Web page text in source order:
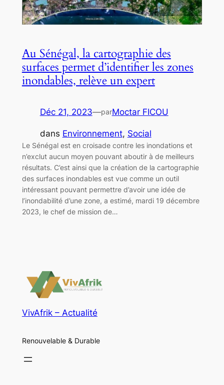
Au Sénégal, la cartographie des
surfaces permet d’identifier les zones
inondables, relève un expert
Déc 21, 2023—parMoctar FICOU
dans Environnement, Social
Le Sénégal est en croisade contre les inondations et
n’exclut aucun moyen pouvant aboutir à de meilleurs
résultats. C’est ainsi que la création de la cartographie
des surfaces inondables est vue comme un outil
intéressant pouvant permettre d’avoir une idée de
l’inondabilité d’une zone, a estimé, mardi 19 décembre
2023, le chef de mission de…
VivAfrik – Actualité
Renouvelable & Durable